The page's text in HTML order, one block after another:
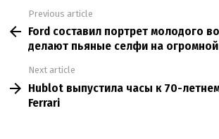
more
Previous article
Ford составил портрет молодого
делают пьяные селфи на
Next article
Hublot выпустила часы к 70-
Ferrari